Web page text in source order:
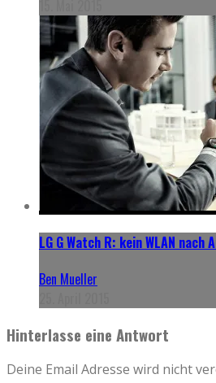
LG G Watch R: kein WLAN nach
Ben Mueller
Hinterlasse eine Antwort
Deine Email Adresse wird nicht